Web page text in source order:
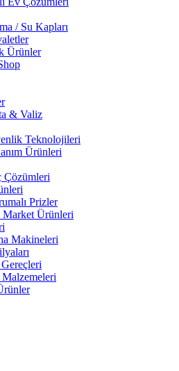
/ Su Kapları
Ürünler
& Valiz
Teknolojileri
Ürünleri
Çözümleri
Prizler
Market Ürünleri
Makineleri